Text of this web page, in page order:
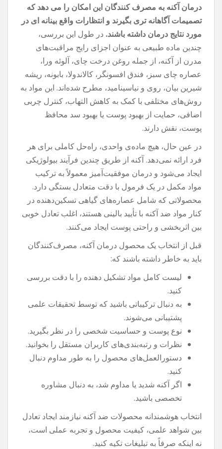
درمان آکنه به مصرف کنندگان این امکان را می دهد که
تصمیمات آگاهانه تری بگیرند و انتظارات واقع بینانه ای در
مورد نتایج درمان داشته باشند. در طول این بررسی،
چندین ماده طبیعی به عنوان اجزای رایج مراقبت‌های
مدرن از آکنه، از جمله روغن درخت چای، آلوئه ورا،
عصاره چای سبز، فندق افسونگر، کالاندولا، بابونه، ریشه
شیرین بیان، روی و نیاسینامید، مطرح شده‌اند. این مواد به
روش‌های مختلفی با کمک به کاهش التهاب، کنترل چربی
اضافی، حمایت از بهبود پوست یا بهبود سد محافظ
پوست، نقش دارند.
در عین حال، هیچ ماده‌ی واحدی، راه‌حل کاملی برای هر
فرد ارائه نمی‌دهد. آکنه از طریق چندین فرآیند بیولوژیکی
ایجاد می‌شود و درمان موفقیت‌آمیز معمولاً به ترکیب
مواد مکمل در یک فرمول با دقت متعادل بستگی دارد.
محصولاتی که شامل عصاره‌های گیاهی تسکین‌دهنده در
کنار مواد ضد آکنه با تأیید بالینی هستند، اغلب تعادل خوبی
بین اثربخشی و راحتی پوست ایجاد می‌کنند.
قبل از انتخاب یک محصول درمان آکنه، مصرف‌کنندگان
باید به خاطر داشته باشند که:
لیست کامل مواد تشکیل دهنده را با دقت بررسی
کنید.
به دنبال ترکیباتی باشید که توسط تحقیقات علمی
پشتیبانی می‌شوند.
نوع پوست و حساسیت شخصی را در نظر بگیرید.
نظرات و رتبه‌بندی‌های کاربران مستقل را بخوانید.
دستورالعمل‌های محصول را به طور مداوم دنبال
کنید.
اگر آکنه شدید یا مداوم شد، به دنبال مشاوره
تخصصی باشید.
انتخاب هوشمندانه محصولات ضد آکنه نیازمند ایجاد تعادل
بین شواهد علمی، کیفیت محصول و تجربه عملی است،
نه اینکه صرفاً به تبلیغات تکیه کنید.